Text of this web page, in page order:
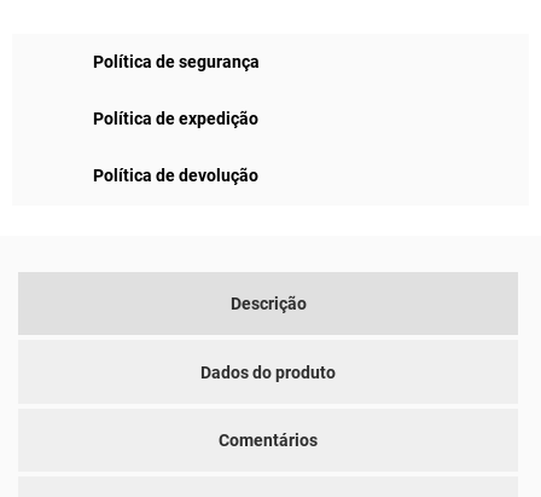
Política de segurança
Política de expedição
Política de devolução
Descrição
Dados do produto
Comentários